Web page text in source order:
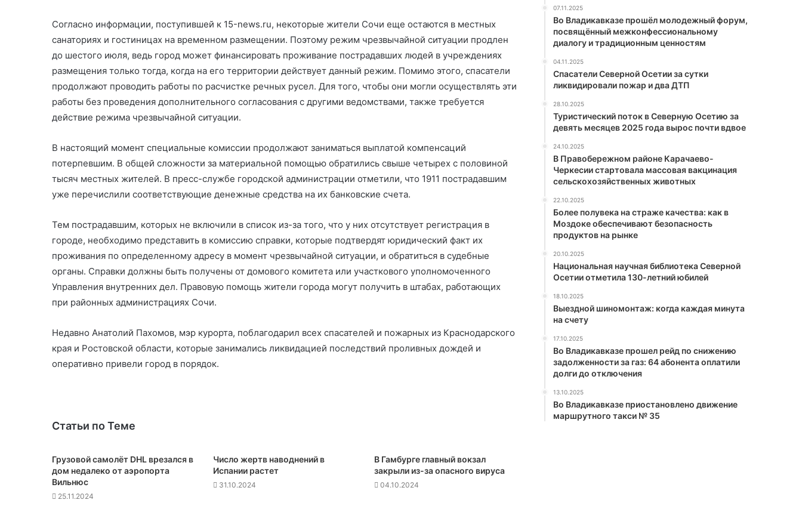
Согласно информации, поступившей к 15-news.ru, некоторые жители Сочи еще остаются в местных
санаториях и гостиницах на временном размещении. Поэтому режим чрезвычайной ситуации продлен
до шестого июля, ведь город может финансировать проживание пострадавших людей в учреждениях
размещения только тогда, когда на его территории действует данный режим. Помимо этого, спасатели
продолжают проводить работы по расчистке речных русел. Для того, чтобы они могли осуществлять эти
работы без проведения дополнительного согласования с другими ведомствами, также требуется
действие режима чрезвычайной ситуации.
В настоящий момент специальные комиссии продолжают заниматься выплатой компенсаций
потерпевшим. В общей сложности за материальной помощью обратились свыше четырех с половиной
тысяч местных жителей. В пресс-службе городской администрации отметили, что 1911 пострадавшим
уже перечислили соответствующие денежные средства на их банковские счета.
Тем пострадавшим, которых не включили в список из-за того, что у них отсутствует регистрация в
городе, необходимо представить в комиссию справки, которые подтвердят юридический факт их
проживания по определенному адресу в момент чрезвычайной ситуации, и обратиться в судебные
органы. Справки должны быть получены от домового комитета или участкового уполномоченного
Управления внутренних дел. Правовую помощь жители города могут получить в штабах, работающих
при районных администрациях Сочи.
Недавно Анатолий Пахомов, мэр курорта, поблагодарил всех спасателей и пожарных из Краснодарского
края и Ростовской области, которые занимались ликвидацией последствий проливных дождей и
оперативно привели город в порядок.
Статьи по Теме
Грузовой самолёт DHL врезался в
дом недалеко от аэропорта
Вильнюс
25.11.2024
Число жертв наводнений в
Испании растет
31.10.2024
В Гамбурге главный вокзал
закрыли из-за опасного вируса
04.10.2024
07.11.2025
Во Владикавказе прошёл молодежный форум,
посвящённый межконфессиональному
диалогу и традиционным ценностям
04.11.2025
Спасатели Северной Осетии за сутки
ликвидировали пожар и два ДТП
28.10.2025
Туристический поток в Северную Осетию за
девять месяцев 2025 года вырос почти вдвое
24.10.2025
В Правобережном районе Карачаево-
Черкесии стартовала массовая вакцинация
сельскохозяйственных животных
22.10.2025
Более полувека на страже качества: как в
Моздоке обеспечивают безопасность
продуктов на рынке
20.10.2025
Национальная научная библиотека Северной
Осетии отметила 130-летний юбилей
18.10.2025
Выездной шиномонтаж: когда каждая минута
на счету
17.10.2025
Во Владикавказе прошел рейд по снижению
задолженности за газ: 64 абонента оплатили
долги до отключения
13.10.2025
Во Владикавказе приостановлено движение
маршрутного такси № 35